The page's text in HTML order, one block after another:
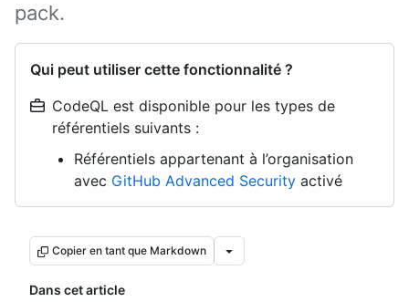
pack.
Qui peut utiliser cette fonctionnalité ?
CodeQL est disponible pour les types de
référentiels suivants :
Référentiels appartenant à l’organisation
avec GitHub Advanced Security activé
Copier en tant que Markdown
Dans cet article